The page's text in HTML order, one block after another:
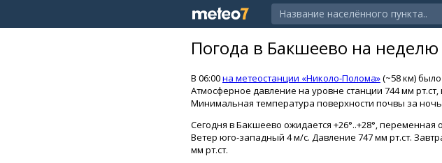
Погода в Бакшеево на неделю
В 06:00на метеостанции «Николо-Полома»(~58 км)
Атмосферное давление на уровне станции 744 мм
Минимальная температура поверхности почвы за ночь
Сегодня в Бакшеево ожидается +26°..+28°,
Ветер юго-западный 4 м/с. Давление 747 мм рт.ст.
мм рт.ст.